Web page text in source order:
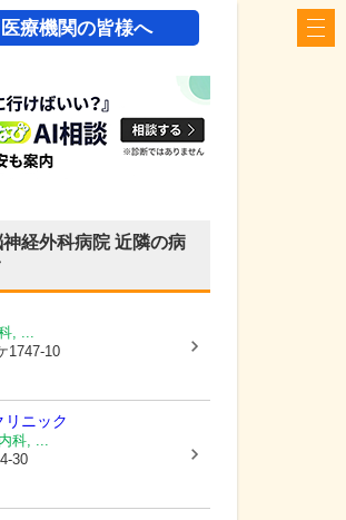
医療機関の皆様へ
経外科病院近隣の病
, ...
1747-10
リニック
科, ...
30